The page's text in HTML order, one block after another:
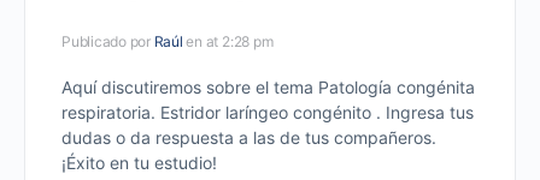
Publicado por Raúl en at 2:28 pm
Aquí discutiremos sobre el tema Patología congénita
respiratoria. Estridor laríngeo congénito . Ingresa tus
dudas o da respuesta a las de tus compañeros.
¡Éxito en tu estudio!